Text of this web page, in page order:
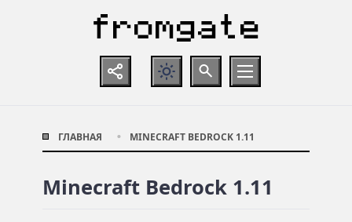
ГЛАВНАЯ MINECRAFT BEDROCK 1.11
Minecraft Bedrock 1.11